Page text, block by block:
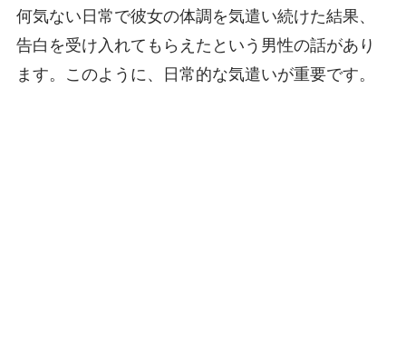
何気ない日常で彼女の体調を気遣い続けた結果、
告白を受け入れてもらえたという男性の話があり
ます。このように、日常的な気遣いが重要です。